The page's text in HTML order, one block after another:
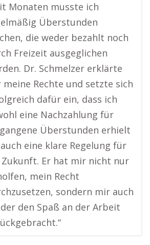
Monaten musste ich
Überstunden
die weder bezahlt noch
Freizeit ausgeglichen
Dr. Schmelzer erklärte
meine Rechte und setzte sich
dafür ein, dass ich
eine Nachzahlung für
Überstunden erhielt
eine klare Regelung für
Zukunft. Er hat mir nicht nur
mein Recht
sondern mir auch
den Spaß an der Arbeit